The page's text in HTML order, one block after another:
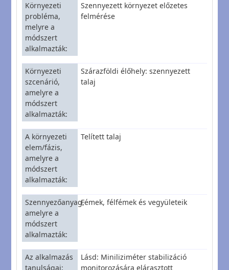
Környezeti
probléma,
melyre a
módszert
alkalmazták
Szennyezett környezet előzetes
felmérése
Környezeti
szcenárió,
amelyre a
módszert
alkalmazták
Szárazföldi élőhely: szennyezett
talaj
A környezeti
elem/fázis,
amelyre a
módszert
alkalmazták
Telített talaj
Szennyezőanyag,
amelyre a
módszert
alkalmazták
Fémek, félfémek és vegyületeik
Az alkalmazás
tanulságai
Lásd: Miniliziméter stabilizáció
monitorozására elárasztott